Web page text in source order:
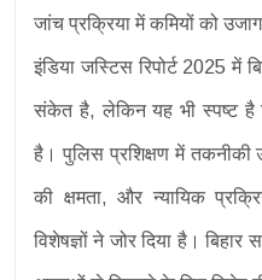
जांच प्रक्रिया में कमियों को
इंडिया जस्टिस रिपोर्ट 2025 में
संकेत है, लेकिन यह भी स्पष्ट है
है। पुलिस प्रशिक्षण में तकनीकी
की क्षमता, और न्यायिक
विशेषज्ञों ने जोर दिया है।